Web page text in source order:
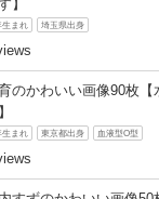
】
生まれ 埼玉県出身
のかわいい画像90枚
生まれ 東京都出身 血液型O型